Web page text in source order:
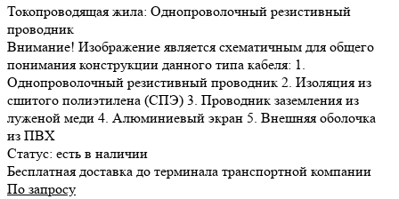
Токопроводящая жила: Однопроволочный резистивный
проводник
Внимание! Изображение является схематичным для общего
понимания конструкции данного типа кабеля: 1.
Однопроволочный резистивный проводник 2. Изоляция из
сшитого полиэтилена (СПЭ) 3. Проводник заземления из
луженой меди 4. Алюминиевый экран 5. Внешняя оболочка
из ПВХ
Статус: есть в наличии
Бесплатная доставка до терминала транспортной компании
По запросу